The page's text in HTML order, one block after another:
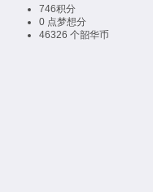
746积分
0 点梦想分
46326 个韶华币